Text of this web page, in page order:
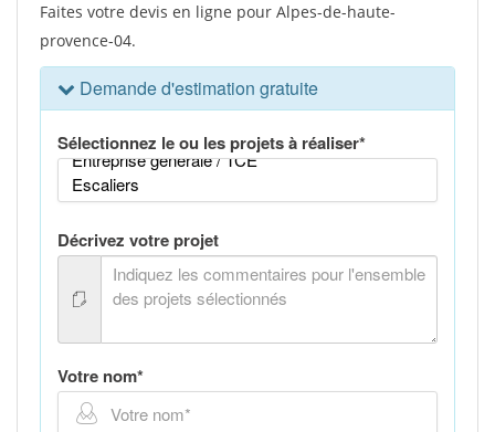
Faites votre devis en ligne pour Alpes-de-haute-
provence-04.